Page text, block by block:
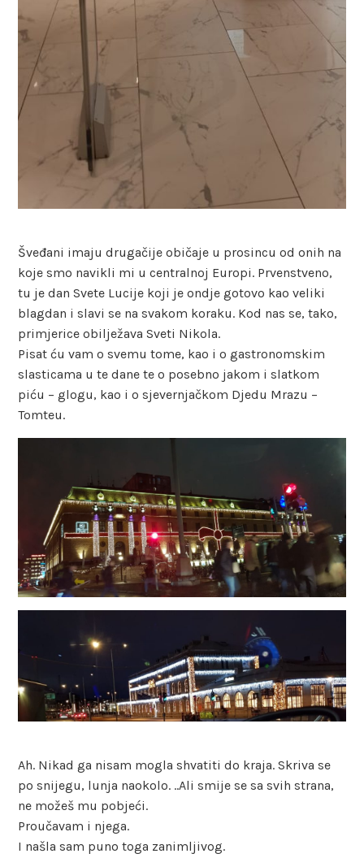
Šveđani imaju drugačije običaje u prosincu od onih na
koje smo navikli mi u centralnoj Europi. Prvenstveno,
tu je dan Svete Lucije koji je ondje gotovo kao veliki
blagdan i slavi se na svakom koraku. Kod nas se, tako,
primjerice obilježava Sveti Nikola.
Pisat ću vam o svemu tome, kao i o gastronomskim
slasticama u te dane te o posebno jakom i slatkom
piću – glogu, kao i o sjevernjačkom Djedu Mrazu –
Tomteu.
Ah. Nikad ga nisam mogla shvatiti do kraja. Skriva se
po snijegu, lunja naokolo. ..Ali smije se sa svih strana,
ne možeš mu pobjeći.
Proučavam i njega.
I našla sam puno toga zanimljivog.